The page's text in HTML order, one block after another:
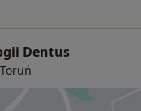
Dentus
Toruń